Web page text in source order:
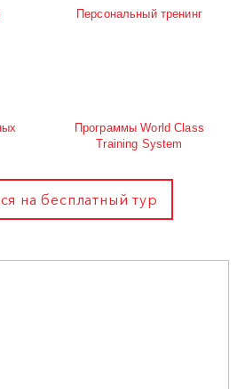
Персональный тренинг
Программы World Class
Training System
на бесплатный тур